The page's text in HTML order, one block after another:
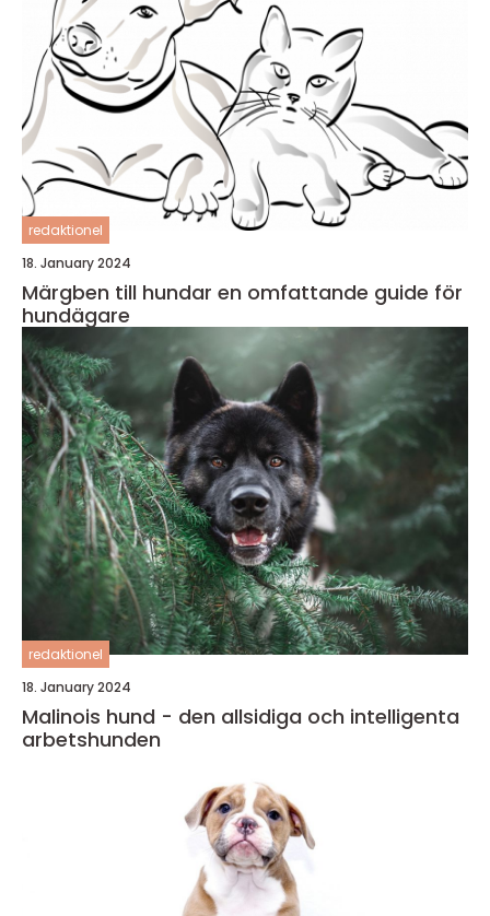
redaktionel
18. January 2024
Märgben till hundar en omfattande guide för
hundägare
redaktionel
18. January 2024
Malinois hund - den allsidiga och intelligenta
arbetshunden